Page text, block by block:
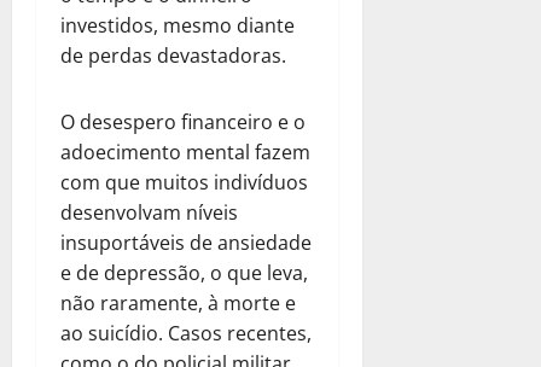
investidos, mesmo diante
de perdas devastadoras.
O desespero financeiro e o
adoecimento mental fazem
com que muitos indivíduos
desenvolvam níveis
insuportáveis de ansiedade
e de depressão, o que leva,
não raramente, à morte e
ao suicídio. Casos recentes,